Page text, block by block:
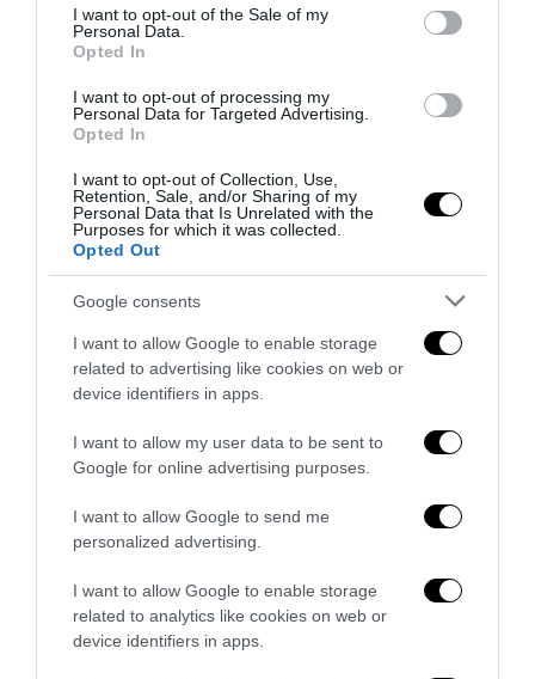
consent section.
I want to opt-out of the Sale of my
Personal Data.
Opted In
I want to opt-out of processing my
Personal Data for Targeted Advertising.
Opted In
I want to opt-out of Collection, Use,
Retention, Sale, and/or Sharing of my
Personal Data that Is Unrelated with the
Purposes for which it was collected.
Opted Out
Google consents
I want to allow Google to enable storage
related to advertising like cookies on web or
device identifiers in apps.
I want to allow my user data to be sent to
Google for online advertising purposes.
I want to allow Google to send me
personalized advertising.
I want to allow Google to enable storage
related to analytics like cookies on web or
device identifiers in apps.
Inghilterra-Argentina, molto più di una partita
Senso del sacro, fiuto del gol: Mikel Merino e una
14 Luglio 2026